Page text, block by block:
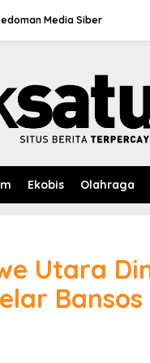
Media Siber
Ekobis Olahraga
Utara